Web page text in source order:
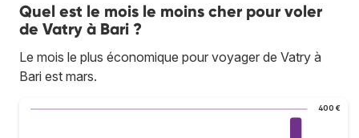
Quel est le mois le moins cher pour voler
de Vatry à Bari ?
Le mois le plus économique pour voyager de Vatry à
Bari est mars.
400 €